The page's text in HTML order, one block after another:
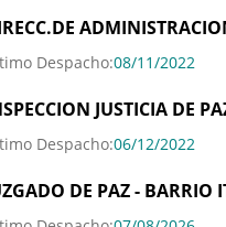
Despacho:08/11/2022
JUSTICIA DE
Despacho:06/12/2022
DE PAZ - BARRIO